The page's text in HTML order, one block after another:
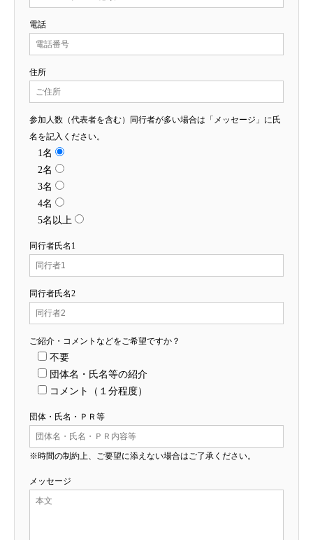
電話
住所
参加人数（代表者を含む）同行者が多い場合は「メッセージ」に氏
名を記入ください。
1名
2名
3名
4名
5名以上
同行者氏名1
同行者氏名2
ご紹介・コメントなどをご希望ですか？
不要
団体名・氏名等の紹介
コメント（１分程度）
団体・氏名・ＰＲ等
※時間の制約上、ご要望に添えない場合はご了承ください。
メッセージ